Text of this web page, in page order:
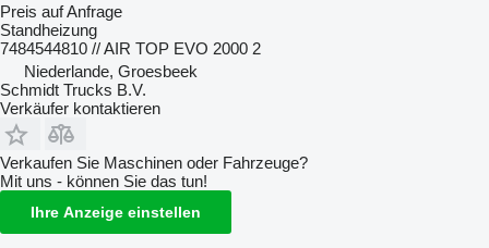
Preis auf Anfrage
Standheizung
7484544810 // AIR TOP EVO 2000 2
Niederlande, Groesbeek
Schmidt Trucks B.V.
Verkäufer kontaktieren
Verkaufen Sie Maschinen oder Fahrzeuge?
Mit uns - können Sie das tun!
Ihre Anzeige einstellen